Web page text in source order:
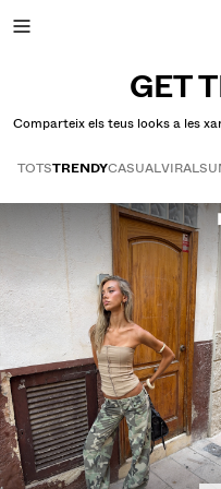
GET
Comparteix els teus looks a les
TOTSTRENDYCASUALVIRAL
NOVA COL·LECCIÓ
NOVETATS
CURATED BY
VEURE TOT
CAÇADORES
SAMARRETES I POLOS